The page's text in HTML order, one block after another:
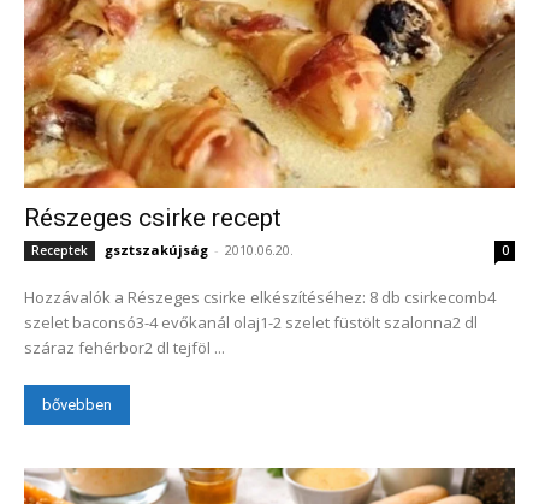
Részeges csirke recept
Receptek gsztszakújság - 2010.06.20. 0
Hozzávalók a Részeges csirke elkészítéséhez: 8 db csirkecomb4
szelet baconsó3-4 evőkanál olaj1-2 szelet füstölt szalonna2 dl
száraz fehérbor2 dl tejföl ...
bővebben